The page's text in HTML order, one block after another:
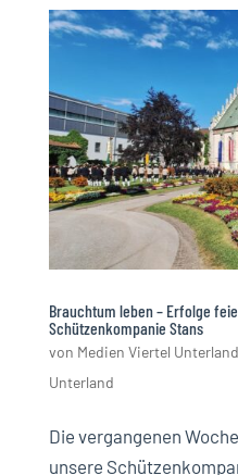
Brauchtum leben – Erfolge
Schützenkompanie Stans
von Medien Viertel Unterland
Unterland
Die vergangenen
unsere